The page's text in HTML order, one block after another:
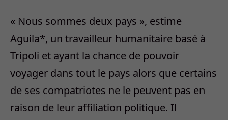
« Nous sommes deux pays », estime
Aguila*, un travailleur humanitaire basé à
Tripoli et ayant la chance de pouvoir
voyager dans tout le pays alors que certains
de ses compatriotes ne le peuvent pas en
raison de leur affiliation politique. Il